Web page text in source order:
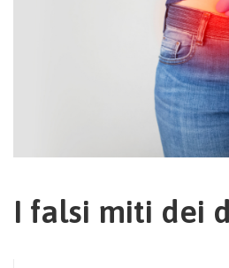
I falsi miti dei